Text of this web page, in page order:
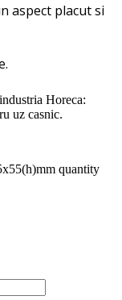
aspect placut si
Horeca:
uz casnic.
quantity